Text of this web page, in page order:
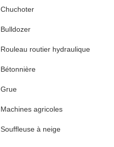
Chuchoter
Bulldozer
Rouleau routier hydraulique
Bétonnière
Grue
Machines agricoles
Souffleuse à neige